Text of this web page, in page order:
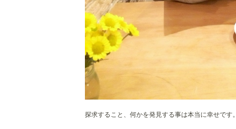
探求すること、何かを発見する事は本当に幸せです。